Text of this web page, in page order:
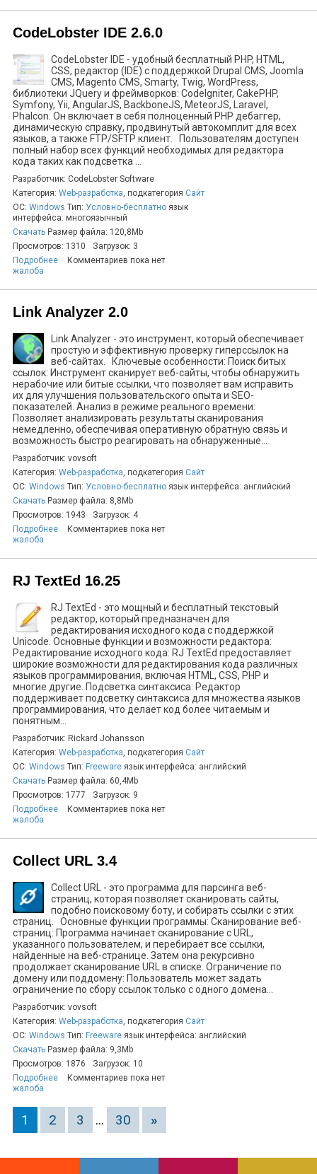
CodeLobster IDE 2.6.0
CodeLobster IDE - удобный бесплатный PHP, HTML,
CSS, редактор (IDE) с поддержкой Drupal CMS, Joomla
CMS, Magento CMS, Smarty, Twig, WordPress,
библиотеки JQuery и фреймворков: CodeIgniter, CakePHP,
Symfony, Yii, AngularJS, BackboneJS, MeteorJS, Laravel,
Phalcon. Он включает в себя полноценный РНР дебаггер,
динамическую справку, продвинутый автокомплит для всех
языков, а также FTP/SFTP клиент. Пользователям доступен
полный набор всех функций необходимых для редактора
кода таких как подсветка ...
Разработчик: CodeLobster Software
Категория: Web-разработка, подкатегория Сайт
ОС: Windows Тип: Условно-бесплатно язык
интерфейса: многоязычный
Скачать Размер файла: 120,8Mb
Просмотров: 1310
Загрузок: 3
Подробнее
Комментариев пока нет
жалоба
Link Analyzer 2.0
Link Analyzer - это инструмент, который обеспечивает
простую и эффективную проверку гиперссылок на
веб-сайтах. Ключевые особенности: Поиск битых
ссылок: Инструмент сканирует веб-сайты, чтобы обнаружить
нерабочие или битые ссылки, что позволяет вам исправить
их для улучшения пользовательского опыта и SEO-
показателей. Анализ в режиме реального времени:
Позволяет анализировать результаты сканирования
немедленно, обеспечивая оперативную обратную связь и
возможность быстро реагировать на обнаруженные...
Разработчик: vovsoft
Категория: Web-разработка, подкатегория Сайт
ОС: Windows Тип: Условно-бесплатно язык интерфейса: английский
Скачать Размер файла: 8,8Mb
Просмотров: 1943
Загрузок: 4
Подробнее
Комментариев пока нет
жалоба
RJ TextEd 16.25
RJ TextEd - это мощный и бесплатный текстовый
редактор, который предназначен для
редактирования исходного кода с поддержкой
Unicode. Основные функции и возможности редактора:
Редактирование исходного кода: RJ TextEd предоставляет
широкие возможности для редактирования кода различных
языков программирования, включая HTML, CSS, PHP и
многие другие. Подсветка синтаксиса: Редактор
поддерживает подсветку синтаксиса для множества языков
программирования, что делает код более читаемым и
понятным...
Разработчик: Rickard Johansson
Категория: Web-разработка, подкатегория Сайт
ОС: Windows Тип: Freeware язык интерфейса: английский
Скачать Размер файла: 60,4Mb
Просмотров: 1777
Загрузок: 9
Подробнее
Комментариев пока нет
жалоба
Collect URL 3.4
Collect URL - это программа для парсинга веб-
страниц, которая позволяет сканировать сайты,
подобно поисковому боту, и собирать ссылки с этих
страниц. Основные функции программы: Сканирование веб-
страниц: Программа начинает сканирование с URL,
указанного пользователем, и перебирает все ссылки,
найденные на веб-странице. Затем она рекурсивно
продолжает сканирование URL в списке. Ограничение по
домену или поддомену: Пользователь может задать
ограничение по сбору ссылок только с одного домена...
Разработчик: vovsoft
Категория: Web-разработка, подкатегория Сайт
ОС: Windows Тип: Freeware язык интерфейса: английский
Скачать Размер файла: 9,3Mb
Просмотров: 1876
Загрузок: 10
Подробнее
Комментариев пока нет
жалоба
1 2 3 ... 30 »